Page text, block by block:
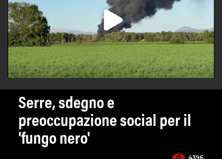
Serre, sdegno e
preoccupazione social per il
'fungo nero'
4396